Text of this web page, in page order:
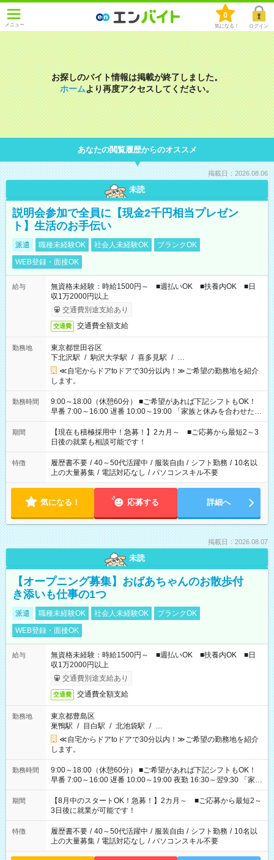
メニュー
0
気になる！ ログイン
お探しのバイト情報は掲載が終了しました。
ホームより再度アクセスしてください。
あなたの閲覧履歴からのオススメ
掲載日：2026.08.06
未読
説明会参加で全員に【現金2千円相当プレゼン
ト】生活のお手伝い
派遣 職種未経験OK 社会人未経験OK
ブランクOK
WEB登録・面接OK
給与
無資格未経験：時給1500円～ ■週払いOK ■扶養内OK ■日
収1万2000円以上
交通費別途支給あり
交通費 交通費全額支給
勤務地
東京都世田谷区
下北沢駅 / 駒沢大学駅 / 喜多見駅 / …
≪自宅からドアtoドアで30分以内！≫ご希望の勤務地を紹介
します。
勤務時間
9:00～18:00（休憩60分） ■ご希望があれば下記シフトもOK！
早番 7:00～16:00 遅番 10:00～19:00 「家族と休みを合わせた
い」 「余裕を持って夕飯の準備がしたい」 「できれば残業はし
たくない」 など、ご希望を教えてくださいね。 ※Wワーク希望
の方へ 今ご覧のお仕事で希望する勤務時間と、もう1つのお仕事
の勤務時間。 合計で週40時間を超える場合は応募できません。
期間
【現在も積極採用中！急募！】2カ月～ ■ご応募から最短2～3
日後の就業も相談可能です！
特徴 履歴書不要 / 40～50代活躍中 / 服装自由 / シフト勤務 / 10名以
上の大量募集 / 電話対応なし / パソコンスキル不要
気になる！ 応募する 詳細へ
掲載日：2026.08.07
未読
【オープニング募集】おばあちゃんのお散歩付
き添いも仕事の1つ
派遣 職種未経験OK 社会人未経験OK
ブランクOK
WEB登録・面接OK
給与
無資格未経験：時給1500円～ ■週払いOK ■扶養内OK ■日
収1万2000円以上
交通費別途支給あり
交通費 交通費全額支給
勤務地
東京都豊島区
巣鴨駅 / 目白駅 / 北池袋駅 / …
≪自宅からドアtoドアで30分以内！≫ご希望の勤務地を紹介
します。
勤務時間
9:00～18:00（休憩60分） ■ご希望があれば下記シフトもOK！
早番 7:00～16:00 遅番 10:00～19:00 夜勤 16:30～翌9:30 「家族
と休みを合わせたい」 「余裕を持って夕飯の準備がしたい」
「できれば残業はしたくない」 など、ご希望を教えてください
ね。 ※Wワーク希望の方へ 今ご覧のお仕事で希望する勤務時間
と、もう1つのお仕事の勤務時間。 合計で週40時間を超える場
合は応募できません。
期間
【8月中のスタートOK！急募！】2カ月～ ■ご応募から最短2～
3日後に就業が可能です！
特徴 履歴書不要 / 40～50代活躍中 / 服装自由 / シフト勤務 / 10名以
上の大量募集 / 電話対応なし / パソコンスキル不要